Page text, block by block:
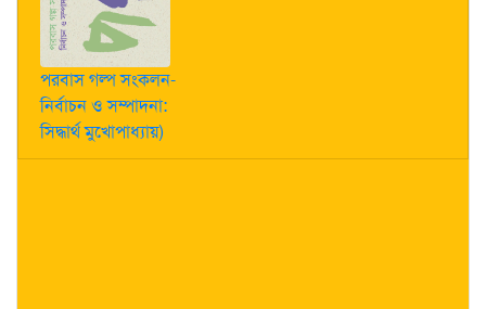
পরবাস গল্প সংকলন-
নির্বাচন ও সম্পাদনা:
সিদ্ধার্থ মুখোপাধ্যায়)